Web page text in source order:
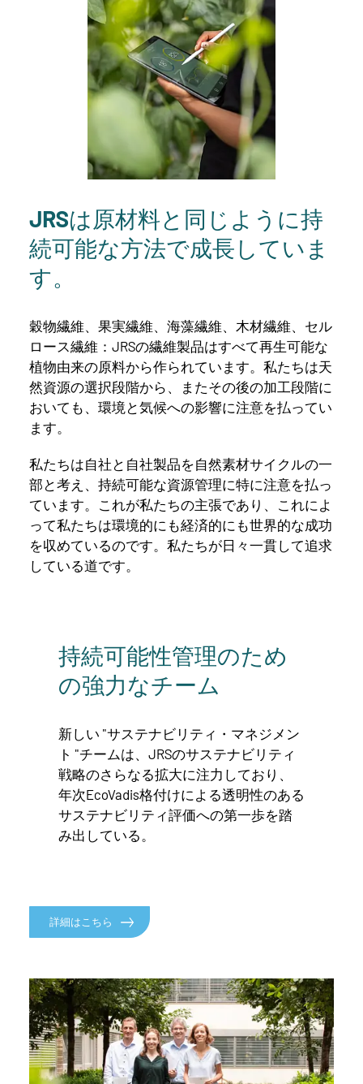
JRSは原材料と同じように持
続可能な方法で成長していま
す。
穀物繊維、果実繊維、海藻繊維、木材繊維、セル
ロース繊維：JRSの繊維製品はすべて再生可能な
植物由来の原料から作られています。私たちは天
然資源の選択段階から、またその後の加工段階に
おいても、環境と気候への影響に注意を払ってい
ます。
私たちは自社と自社製品を自然素材サイクルの一
部と考え、持続可能な資源管理に特に注意を払っ
ています。これが私たちの主張であり、これによ
って私たちは環境的にも経済的にも世界的な成功
を収めているのです。私たちが日々一貫して追求
している道です。
持続可能性管理のため
の強力なチーム
新しい "サステナビリティ・マネジメン
ト "チームは、JRSのサステナビリティ
戦略のさらなる拡大に注力しており、
年次EcoVadis格付けによる透明性のある
サステナビリティ評価への第一歩を踏
み出している。
詳細はこちら